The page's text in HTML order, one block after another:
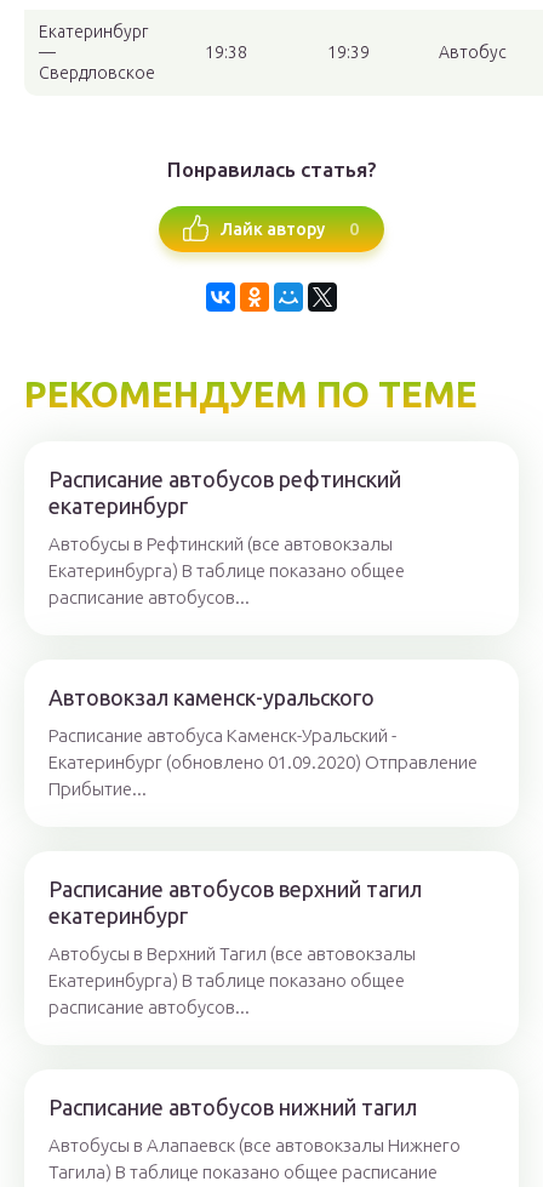
Екатеринбург
—
Свердловское
19:38 19:39 Автобус
Понравилась статья?
Лайк автору 0
РЕКОМЕНДУЕМ ПО ТЕМЕ
Расписание автобусов рефтинский
екатеринбург
Автобусы в Рефтинский (все автовокзалы
Екатеринбурга) В таблице показано общее
расписание автобусов...
Автовокзал каменск-уральского
Расписание автобуса Каменск-Уральский -
Екатеринбург (обновлено 01.09.2020) Отправление
Прибытие...
Расписание автобусов верхний тагил
екатеринбург
Автобусы в Верхний Тагил (все автовокзалы
Екатеринбурга) В таблице показано общее
расписание автобусов...
Расписание автобусов нижний тагил
Автобусы в Алапаевск (все автовокзалы Нижнего
Тагила) В таблице показано общее расписание